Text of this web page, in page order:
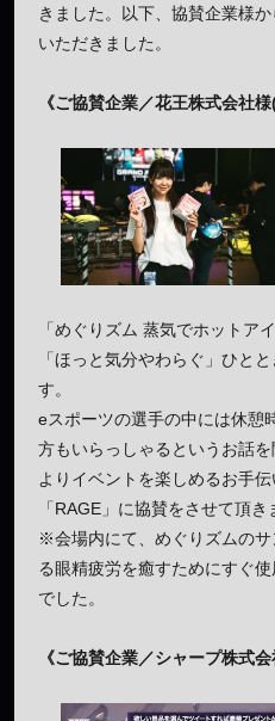
きました。以下、協賛企業様
いただきました。
《ご協賛企業／花王株式会社様
「めぐりズム 蒸気でホットア
「ほっと気分やわらぐ」ひと
す。
eスポーツの選手の中には休憩
方もいらっしゃるというお話
よりイベントを楽しめるお手
「RAGE」に協賛をさせて頂き
※会場内にて、めぐりズムの
る眼精疲労を癒すためにすぐ
でした。
《ご協賛企業／シャープ株式会